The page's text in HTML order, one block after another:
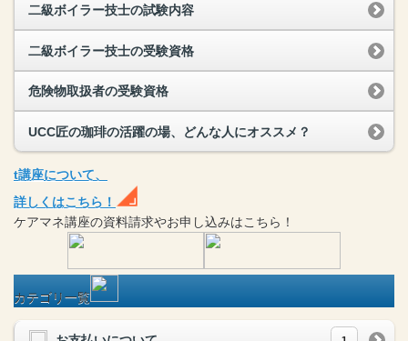
二級ボイラー技士の試験内容
二級ボイラー技士の受験資格
危険物取扱者の受験資格
UCC匠の珈琲の活躍の場、どんな人にオススメ？
t講座について、
詳しくはこちら！
ケアマネ講座の資料請求やお申し込みはこちら！
カテゴリ一覧